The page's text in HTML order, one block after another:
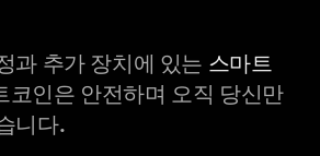
과 추가 장치에 있는 스마트
코인은 안전하며 오직 당신만
니다.